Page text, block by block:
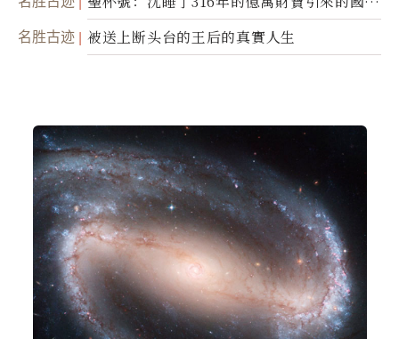
糾紛
名胜古迹 被送上断头台的王后的真實人生